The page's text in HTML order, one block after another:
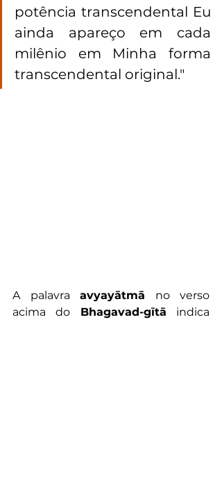
potência transcendental Eu
ainda apareço em cada
milênio em Minha forma
transcendental original."
A palavra avyayātmā no verso
acima do Bhagavad-gītā indica